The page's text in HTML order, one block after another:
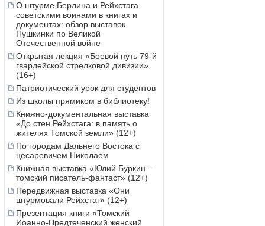
О штурме Берлина и Рейхстага
советскими воинами в книгах и
документах: обзор выставок
Пушкинки по Великой
Отечественной войне
Открытая лекция «Боевой путь 79-й
гвардейской стрелковой дивизии»
(16+)
Патриотический урок для студентов
Из школы прямиком в библиотеку!
Книжно-документальная выставка
«До стен Рейхстага: в память о
жителях Томской земли» (12+)
По городам Дальнего Востока с
цесаревичем Николаем
Книжная выставка «Юлий Буркин –
томский писатель-фантаст» (12+)
Передвижная выставка «Они
штурмовали Рейхстаг» (12+)
Презентация книги «Томский
Иоанно-Предтеченский женский